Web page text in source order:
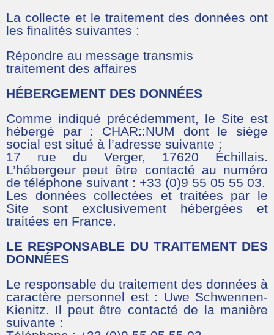
La collecte et le traitement des données ont
les finalités suivantes :
Répondre au message transmis
traitement des affaires
HÉBERGEMENT DES DONNÉES
Comme indiqué précédemment, le Site est
hébergé par : CHAR::NUM dont le siège
social est situé à l’adresse suivante :
17 rue du Verger, 17620 Échillais.
L’hébergeur peut être contacté au numéro
de téléphone suivant : +33 (0)9 55 05 55 03.
Les données collectées et traitées par le
Site sont exclusivement hébergées et
traitées en France.
LE RESPONSABLE DU TRAITEMENT DES
DONNÉES
Le responsable du traitement des données à
caractère personnel est : Uwe Schwennen-
Kienitz. Il peut être contacté de la manière
suivante :